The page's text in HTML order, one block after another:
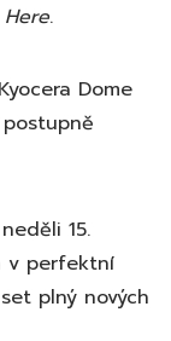
.
Dome
15.
v perfektní
plný nových